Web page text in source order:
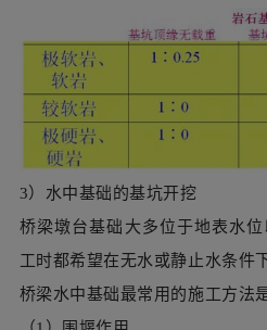
桥梁墩台基础大多位于地表水
工时都希望在无水或静止水条件
桥梁水中基础最常用的施工方法
（1）围堰作用
防水和围水，有时还起着支撑施
（2）对围堰的要求
a围堰高度应高出施工期间可
高)0.5～0.7m。用于防御地下水
。